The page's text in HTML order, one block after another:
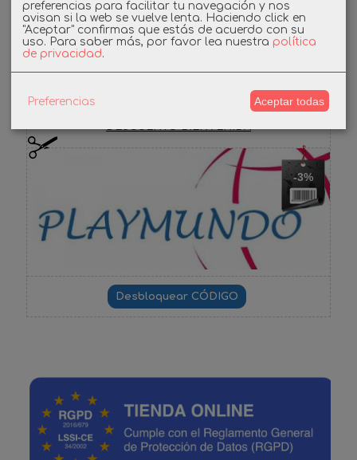
Facebook
DESCUENTO BIENVENIDA
-3%
preferencias para facilitar tu navegación y nos
avisan si la web se vuelve lenta. Haciendo click en
"Aceptar" confirmas que estás de acuerdo con su
uso. Para saber más, por favor lea nuestra política
de privacidad.
Preferencias Aceptar todas